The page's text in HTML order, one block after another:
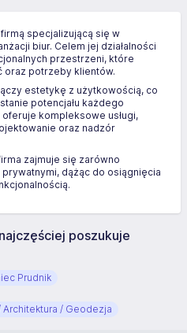
specjalizującą się w
biur. Celem jej działalności
przestrzeni, które
oraz potrzeby klientów.
estetykę z użytkowością, co
potencjału każdego
oferuje kompleksowe usługi,
oraz nadzór
zajmuje się zarówno
dążąc do osiągnięcia
najczęściej poszukuje
Prudnik
/ Geodezja